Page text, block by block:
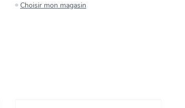
Choisir mon magasin